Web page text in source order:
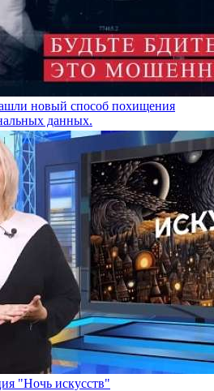
новый способ похищения
данных.
"Ночь искусств"